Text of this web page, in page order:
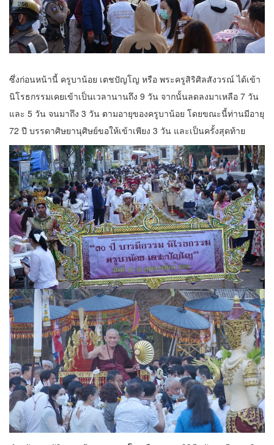
ซึ่งก่อนหน้านี้ ครูบาน้อย เตชปัญโญ หรือ พระครูสิริศิลสังวรณ์ ได้เข้า
นิโรธกรรมเคยเข้าเป็นเวลานานถึง 9 วัน จากนั้นลดลงมาเหลือ 7 วัน
และ 5 วัน จนมาถึง 3 วัน ตามอายุของครูบาน้อย โดยขณะนี้ท่านมีอายุ
72 ปี บรรดาศิษยานุศิษย์ขอให้เข้าเพียง 3 วัน และเป็นครั้งสุดท้าย